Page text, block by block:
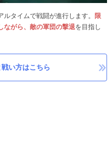
タイムで戦闘が進行します。
限
ながら、敵の軍団の撃退を目指し
い方はこちら